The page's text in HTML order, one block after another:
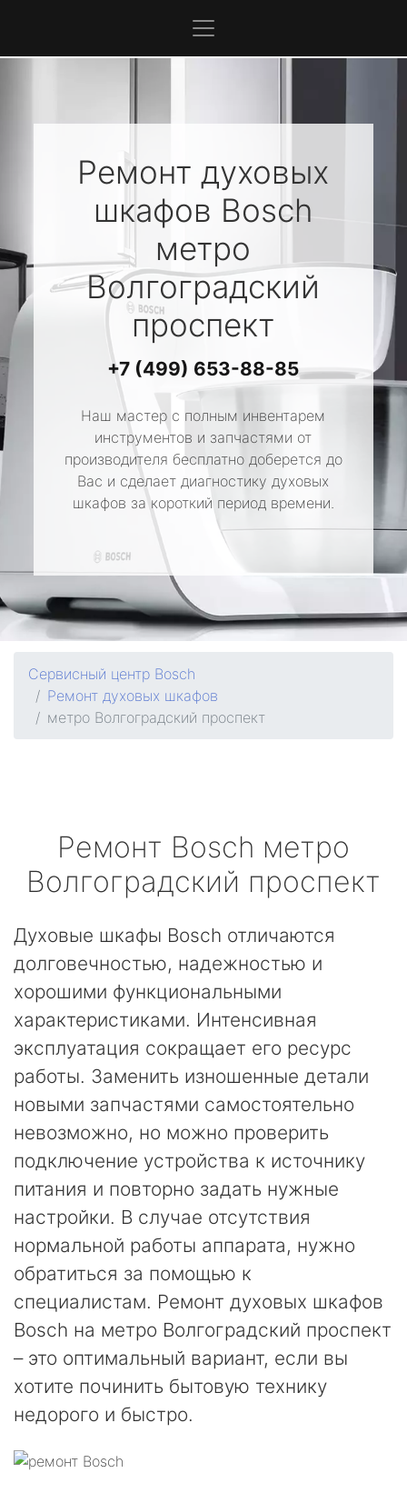
Ремонт духовых
шкафов Bosch
метро
Волгоградский
проспект
+7 (499) 653-88-85
Наш мастер с полным инвентарем
инструментов и запчастями от
производителя бесплатно доберется до
Вас и сделает диагностику духовых
шкафов за короткий период времени.
Сервисный центр Bosch
Ремонт духовых шкафов
метро Волгоградский проспект
Ремонт Bosch метро
Волгоградский проспект
Духовые шкафы Bosch отличаются
долговечностью, надежностью и
хорошими функциональными
характеристиками. Интенсивная
эксплуатация сокращает его ресурс
работы. Заменить изношенные детали
новыми запчастями самостоятельно
невозможно, но можно проверить
подключение устройства к источнику
питания и повторно задать нужные
настройки. В случае отсутствия
нормальной работы аппарата, нужно
обратиться за помощью к
специалистам. Ремонт духовых шкафов
Bosch на метро Волгоградский проспект
– это оптимальный вариант, если вы
хотите починить бытовую технику
недорого и быстро.